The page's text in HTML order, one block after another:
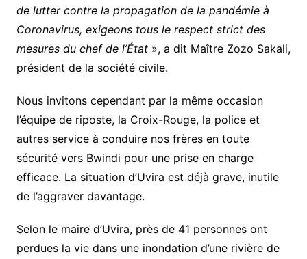
de lutter contre la propagation de la pandémie à
Coronavirus, exigeons tous le respect strict des
mesures du chef de l’État», a dit Maître Zozo Sakali,
président de la société civile.
Nous invitons cependant par la même occasion
l’équipe de riposte, la Croix-Rouge, la police et
autres service à conduire nos frères en toute
sécurité vers Bwindi pour une prise en charge
efficace. La situation d’Uvira est déjà grave, inutile
de l’aggraver davantage.
Selon le maire d’Uvira, près de 41 personnes ont
perdues la vie dans une inondation d’une rivière de